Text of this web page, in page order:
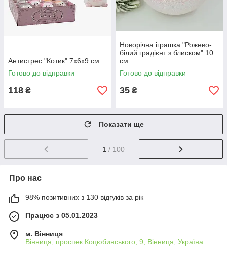
Антистрес "Котик" 7х6х9 см
Готово до відправки
118 ₴
Новорічна іграшка "Рожево-
білий градієнт з блиском" 10
см
Готово до відправки
35 ₴
Показати ще
1 / 100
Про нас
98% позитивних з 130 відгуків за рік
Працює з 05.01.2023
м. Вінниця
Вінниця, проспек Коцюбинського, 9, Вінниця, Україна